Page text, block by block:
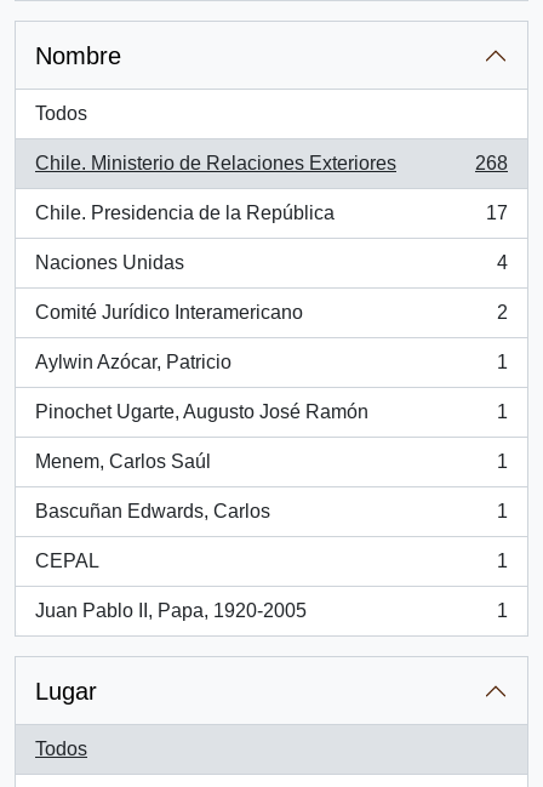
Nombre
Todos
Chile. Ministerio de Relaciones Exteriores
, 268 resultados
268
Chile. Presidencia de la República
, 17 resultados
17
Naciones Unidas
, 4 resultados
4
Comité Jurídico Interamericano
, 2 resultados
2
Aylwin Azócar, Patricio
, 1 resultados
1
Pinochet Ugarte, Augusto José Ramón
, 1 resultados
1
Menem, Carlos Saúl
, 1 resultados
1
Bascuñan Edwards, Carlos
, 1 resultados
1
CEPAL
, 1 resultados
1
Juan Pablo II, Papa, 1920-2005
, 1 resultados
1
Lugar
Todos